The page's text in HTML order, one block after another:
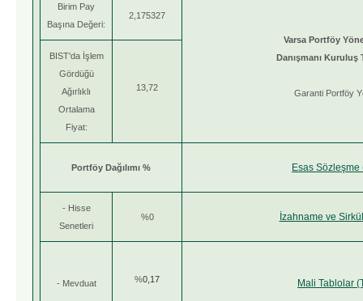
Birim Pay
Başına Değeri:
2,175327
Varsa Portföy
Danışmanı Kuruluş
Garanti Portföy
BIST'da İşlem
Gördüğü
Ağırlıklı
Ortalama
Fiyat:
13,72
Portföy Dağılımı % Esas Sözleşme
- Hisse
Senetleri
%0 İzahname ve
- Mevduat %0,17 Mali Tablolar